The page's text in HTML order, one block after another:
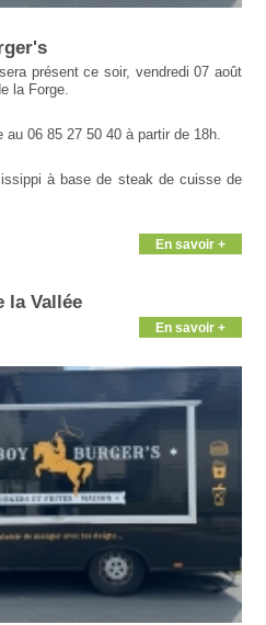
présent ce soir, vendredi 07 août
la Forge.
06 85 27 50 40 à partir de 18h.
à base de steak de cuisse de
En savoir +
la Vallée
En savoir +